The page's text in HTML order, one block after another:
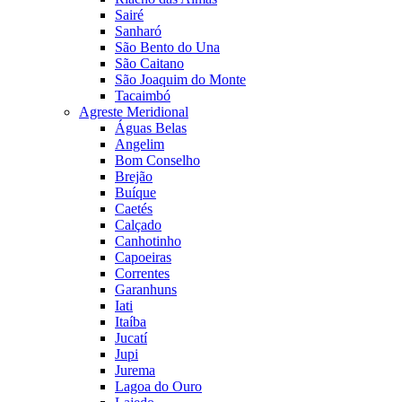
Sairé
Sanharó
São Bento do Una
São Caitano
São Joaquim do Monte
Tacaimbó
Agreste Meridional
Águas Belas
Angelim
Bom Conselho
Brejão
Buíque
Caetés
Calçado
Canhotinho
Capoeiras
Correntes
Garanhuns
Iati
Itaíba
Jucatí
Jupi
Jurema
Lagoa do Ouro